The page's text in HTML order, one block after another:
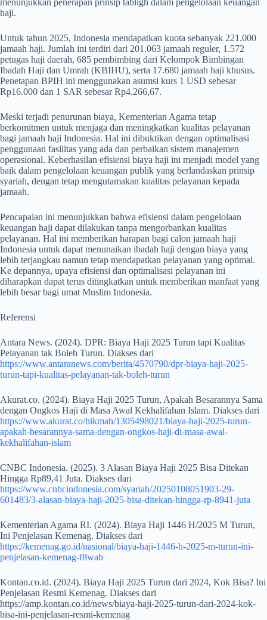
haji.
Untuk tahun 2025, Indonesia mendapatkan kuota sebanyak 221.000
jamaah haji. Jumlah ini terdiri dari 201.063 jamaah reguler, 1.572
petugas haji daerah, 685 pembimbing dari Kelompok Bimbingan
Ibadah Haji dan Umrah (KBIHU), serta 17.680 jamaah haji khusus.
Penetapan BPIH ini menggunakan asumsi kurs 1 USD sebesar
Rp16.000 dan 1 SAR sebesar Rp4.266,67.
Meski terjadi penurunan biaya, Kementerian Agama tetap
berkomitmen untuk menjaga dan meningkatkan kualitas pelayanan
bagi jamaah haji Indonesia. Hal ini dibuktikan dengan optimalisasi
penggunaan fasilitas yang ada dan perbaikan sistem manajemen
operasional. Keberhasilan efisiensi biaya haji ini menjadi model yang
baik dalam pengelolaan keuangan publik yang berlandaskan prinsip
syariah, dengan tetap mengutamakan kualitas pelayanan kepada
jamaah.
Pencapaian ini menunjukkan bahwa efisiensi dalam pengelolaan
keuangan haji dapat dilakukan tanpa mengorbankan kualitas
pelayanan. Hal ini memberikan harapan bagi calon jamaah haji
Indonesia untuk dapat menunaikan ibadah haji dengan biaya yang
lebih terjangkau namun tetap mendapatkan pelayanan yang optimal.
Ke depannya, upaya efisiensi dan optimalisasi pelayanan ini
diharapkan dapat terus ditingkatkan untuk memberikan manfaat yang
lebih besar bagi umat Muslim Indonesia.
Referensi
Antara News. (2024). DPR: Biaya Haji 2025 Turun tapi Kualitas
Pelayanan tak Boleh Turun. Diakses dari
https://www.antaranews.com/berita/4570790/dpr-biaya-haji-2025-
turun-tapi-kualitas-pelayanan-tak-boleh-turun
Akurat.co. (2024). Biaya Haji 2025 Turun, Apakah Besarannya Sama
dengan Ongkos Haji di Masa Awal Kekhalifahan Islam. Diakses dari
https://www.akurat.co/hikmah/1305498021/biaya-haji-2025-turun-
apakah-besarannya-sama-dengan-ongkos-haji-di-masa-awal-
kekhalifahan-islam
CNBC Indonesia. (2025). 3 Alasan Biaya Haji 2025 Bisa Ditekan
Hingga Rp89,41 Juta. Diakses dari
https://www.cnbcindonesia.com/syariah/20250108051903-29-
601483/3-alasan-biaya-haji-2025-bisa-ditekan-hingga-rp-8941-juta
Kementerian Agama RI. (2024). Biaya Haji 1446 H/2025 M Turun,
Ini Penjelasan Kemenag. Diakses dari
https://kemenag.go.id/nasional/biaya-haji-1446-h-2025-m-turun-ini-
penjelasan-kemenag-f8wab
Kontan.co.id. (2024). Biaya Haji 2025 Turun dari 2024, Kok Bisa? Ini
Penjelasan Resmi Kemenag. Diakses dari
https://amp.kontan.co.id/news/biaya-haji-2025-turun-dari-2024-kok-
bisa-ini-penjelasan-resmi-kemenag